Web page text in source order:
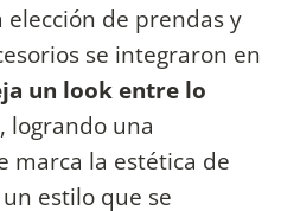
de prendas y
se integraron en
un look entre lo
, logrando una
marca la estética de
estilo que se